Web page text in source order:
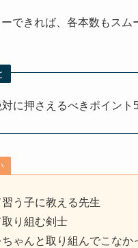
できれば、各本数もス
に押さえるべきポイント
う子に教える先生
り組む剣士
ゃんと取り組んでこなか